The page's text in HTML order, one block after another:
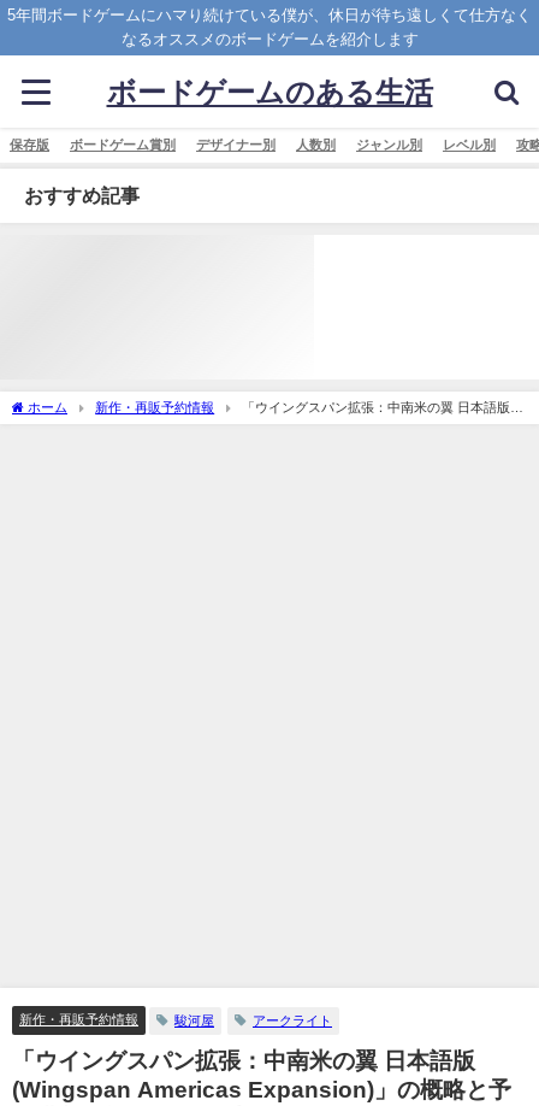
5年間ボードゲームにハマり続けている僕が、休日が待ち遠しくて仕方なく
なるオススメのボードゲームを紹介します
ボードゲームのある生活
保存版 ボードゲーム賞別 デザイナー別 人数別 ジャンル別 レベル別 攻
おすすめ記事
ホーム 新作・再販予約情報
「ウイングスパン拡張：中南米の翼 日本語版
(Wingspan Americas Expansion)」の概略と予約購入可能なショップ紹介！
新作・再販予約情報 駿河屋 アークライト
「ウイングスパン拡張：中南米の翼 日本語版
(Wingspan Americas Expansion)」の概略と予